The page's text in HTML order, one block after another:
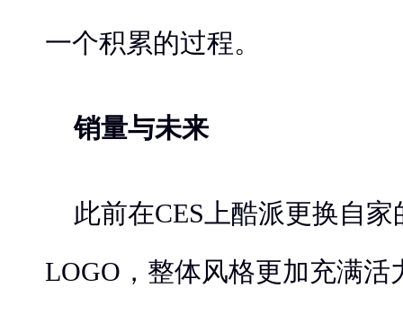
一个积累的过程。
销量与未来
此前在CES上酷派更换自
LOGO，整体风格更加充满活